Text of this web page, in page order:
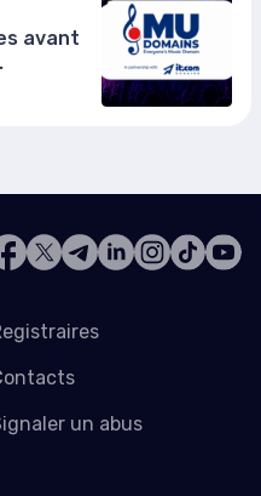
avant
un abus